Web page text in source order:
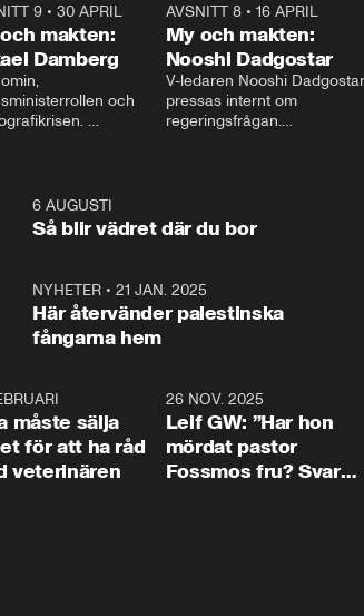
9• 30 APRIL
makten:
Damberg
och
och Makten.
AVSNITT 8• 16 APRIL
My och makten:
Nooshi Dadgostar
V-ledaren Nooshi Dadgostar
pressas internt om
regeringsfrågan.
– Vi ställer upp i val. Ska vi
vara med så sitter vi förstås
1:066 AUGUSTI
Så blir vädret där du bor
NYHETER •21 JAN. 2025
Här återvänder palestinska
fångarna hem
måste sälja
för att ha råd
veterinären
26 NOV. 2025
Leif GW: ”Har hon
mördat pastor
Fossmos fru? Svar